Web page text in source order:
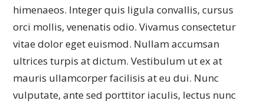
himenaeos. Integer quis ligula convallis, cursus
orci mollis, venenatis odio. Vivamus consectetur
vitae dolor eget euismod. Nullam accumsan
ultrices turpis at dictum. Vestibulum ut ex at
mauris ullamcorper facilisis at eu dui. Nunc
vulputate, ante sed porttitor iaculis, lectus nunc